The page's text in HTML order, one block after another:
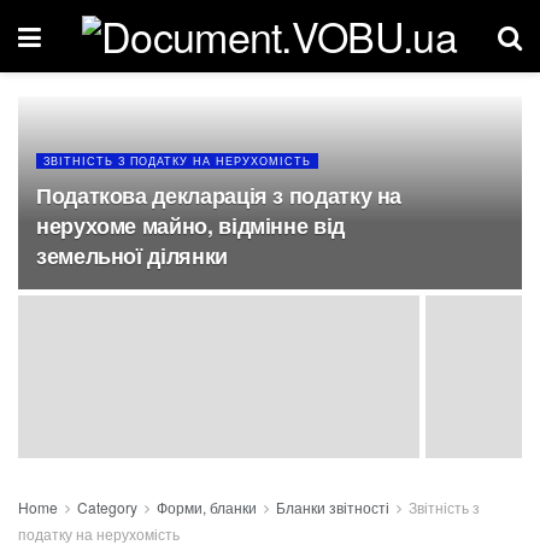
ЗВІТНІСТЬ З ПОДАТКУ НА НЕРУХОМІСТЬ
Податкова декларація з податку на
нерухоме майно, відмінне від
земельної ділянки
Home Category Форми, бланки Бланки звітності
Звітність з
податку на нерухомість